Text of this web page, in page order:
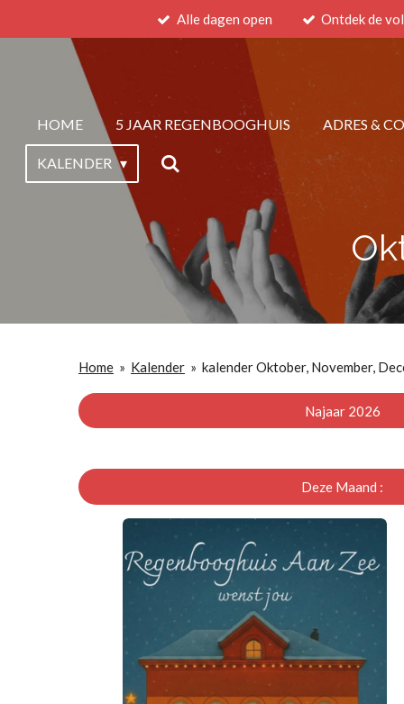
hoofdinhoud
Alle dagen open Ontdek de
HOME 5 JAAR REGENBOOGHUIS ADRES &
KALENDER
Home » Kalender » kalender Oktober, November,
Najaar 2026
Deze Maand :